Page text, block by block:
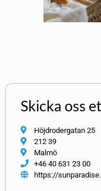
Skicka oss
Höjdrodergatan 25
212 39
Malmö
+46 40 631 23 00
https://